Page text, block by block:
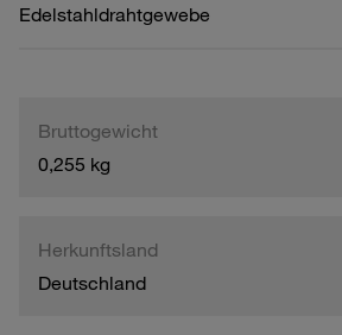
Edelstahldrahtgewebe
Bruttogewicht
0,255 kg
Herkunftsland
Deutschland